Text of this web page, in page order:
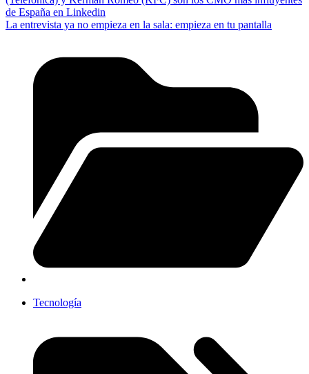
de España en Linkedin
La entrevista ya no empieza en la sala: empieza en tu pantalla
Tecnología